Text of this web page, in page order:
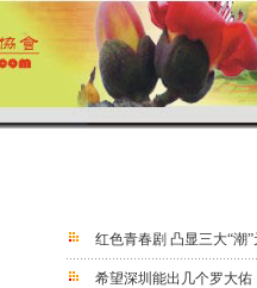
红色青春剧 凸显三大“潮”
希望深圳能出几个罗大佑